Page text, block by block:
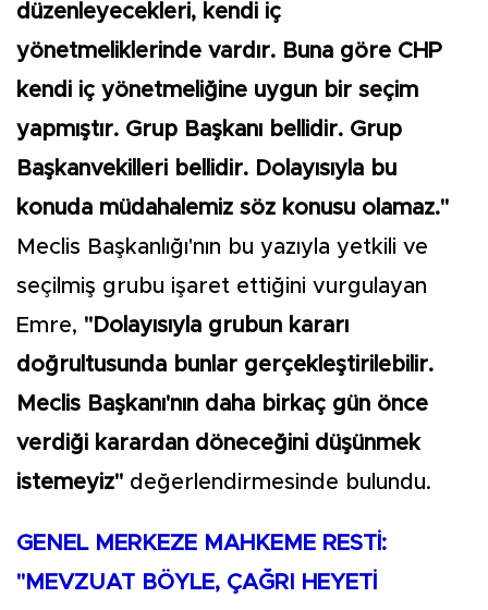
düzenleyecekleri, kendi iç
yönetmeliklerinde vardır. Buna göre CHP
kendi iç yönetmeliğine uygun bir seçim
yapmıştır. Grup Başkanı bellidir. Grup
Başkanvekilleri bellidir. Dolayısıyla bu
konuda müdahalemiz söz konusu olamaz."
Meclis Başkanlığı'nın bu yazıyla yetkili ve
seçilmiş grubu işaret ettiğini vurgulayan
Emre, "Dolayısıyla grubun kararı
doğrultusunda bunlar gerçekleştirilebilir.
Meclis Başkanı'nın daha birkaç gün önce
verdiği karardan döneceğini düşünmek
istemeyiz" değerlendirmesinde bulundu.
GENEL MERKEZE MAHKEME RESTİ:
"MEVZUAT BÖYLE, ÇAĞRI HEYETİ